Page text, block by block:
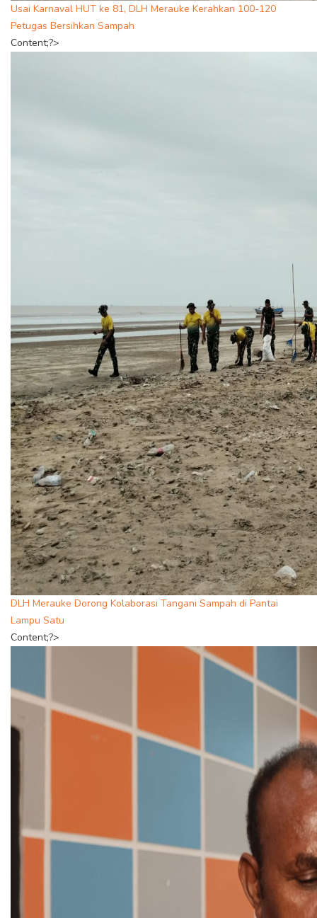
Usai Karnaval HUT ke 81, DLH Merauke Kerahkan 100-120
Petugas Bersihkan Sampah
Content;?>
DLH Merauke Dorong Kolaborasi Tangani Sampah di Pantai
Lampu Satu
Content;?>